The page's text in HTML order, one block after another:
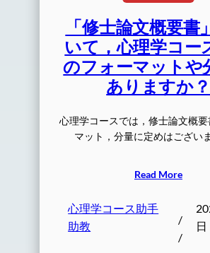
「修士論文概要書
いて，心理学コー
のフォーマットや
ありますか？
心理学コースでは，修士論文概
マット，分量に定めはござい
Read More
心理学コース助手
助教
/
/
日